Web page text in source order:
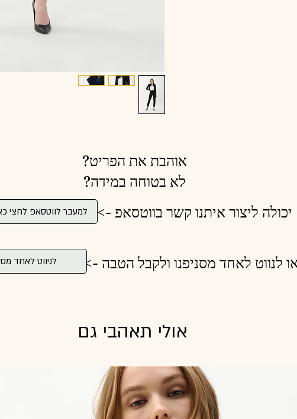
אוהבת את הפריט?
לא בטוחה במידה?
יכולה ליצור איתנו קשר בווטסאפ ->
למעבר לווטסאפ לחצי
לנווט לאחד מסניפנו ולקבל הטבה -> לניווט לאחד
אולי תאהבי גם